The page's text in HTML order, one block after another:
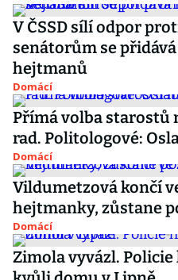
V ČSSD sílí odpor
senátorům se
hejtmanů
Domácí
Přímá volba starostů
rad. Politologové:
Domácí
Vildumetzová končí
hejtmanky, zůstane
Domácí
Zimola vyvázl.